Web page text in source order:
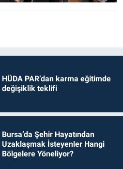
HÜDA PAR’dan karma eğitimde
değişiklik teklifi
Bursa’da Şehir Hayatından
Uzaklaşmak İsteyenler Hangi
Bölgelere Yöneliyor?